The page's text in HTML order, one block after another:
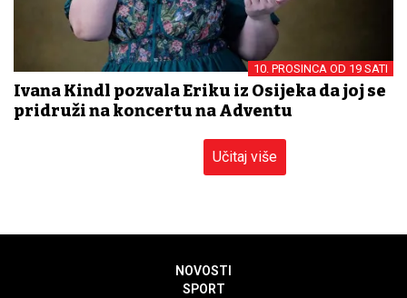
10. PROSINCA OD 19 SATI
Ivana Kindl pozvala Eriku iz Osijeka da joj se
pridruži na koncertu na Adventu
Učitaj više
NOVOSTI
SPORT